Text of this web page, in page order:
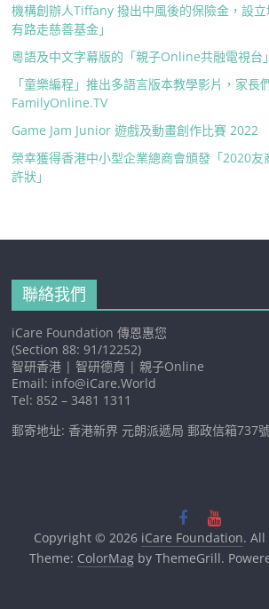
機構創辦人Tiffany 撥出中風後的保險金，設
有路走慈善基金」
粵語及中文字幕版的「親子Online共融電視台
「童樂編程」推出多語言版本教學影片，家長
FamilyOnline.TV
Game Jam Junior 遊戲及動畫創作比賽 2022
榮幸獲得香港中小型企業總商會頒發「2020友
許狀」
聯絡我們
iCare Foundation 傳恩惠您
(Section 88: 91/12252)
智研香港 | 智研德育 | 親子Online
Email: info@iCare.World
Tel: 852 – 3481 1311
郵寄地址: 香港新界 元朗派遞局 郵政信箱737
Copyright © 2026 iCare Foundation.
Theme: ColorMagby ThemeGrill.